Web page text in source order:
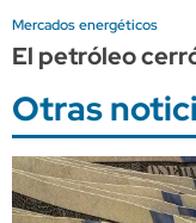
Mercados energéticos
El petróleo
Otras